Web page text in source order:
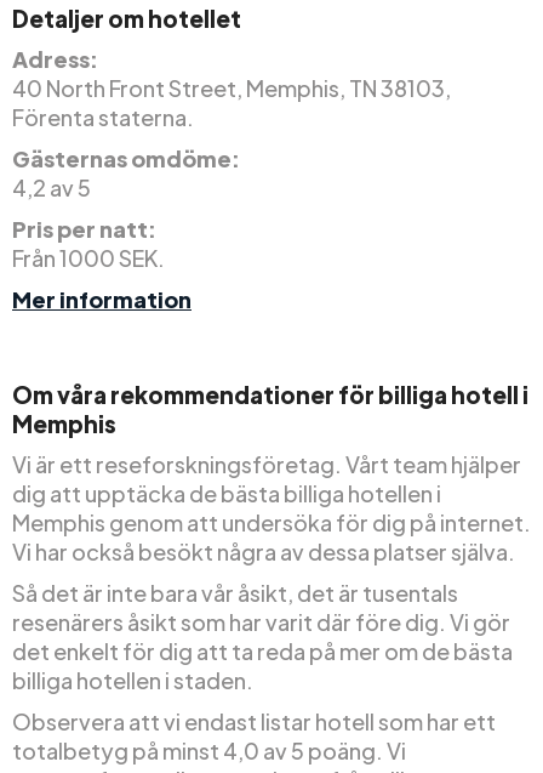
Detaljer om hotellet
Adress:
40 North Front Street, Memphis, TN 38103,
Förenta staterna.
Gästernas omdöme:
4,2 av 5
Pris per natt:
Från 1000 SEK.
Mer information
Om våra rekommendationer för billiga hotell i
Memphis
Vi är ett reseforskningsföretag. Vårt team hjälper
dig att upptäcka de bästa billiga hotellen i
Memphis genom att undersöka för dig på internet.
Vi har också besökt några av dessa platser själva.
Så det är inte bara vår åsikt, det är tusentals
resenärers åsikt som har varit där före dig. Vi gör
det enkelt för dig att ta reda på mer om de bästa
billiga hotellen i staden.
Observera att vi endast listar hotell som har ett
totalbetyg på minst 4,0 av 5 poäng. Vi